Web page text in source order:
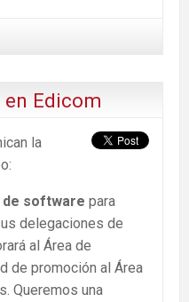
Edicom
la
software para
delegaciones de
al Área de
de promoción al Área
Queremos una